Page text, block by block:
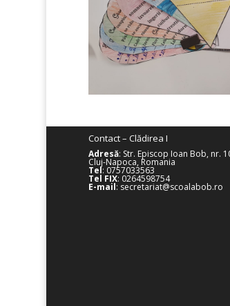
Contact – Clădirea I
Adresă: Str. Episcop Ioan Bob, nr.
Cluj-Napoca, Romania
Tel: 0757033563
Tel FIX: 0264598754
E-mail: secretariat@scoalabob.ro